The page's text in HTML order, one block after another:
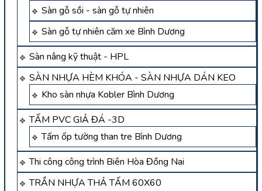
Sàn gỗ sồi - sàn gỗ tự nhiên
Sàn gỗ tự nhiên căm xe Bình Dương
Sàn nâng kỹ thuật - HPL
SÀN NHỰA HÈM KHÓA - SÀN NHỰA DÁN KEO
Kho sàn nhựa Kobler Bình Dương
TẤM PVC GIẢ ĐÁ -3D
Tấm ốp tường than tre Bình Dương
Thi công công trình Biên Hòa Đồng Nai
TRẦN NHỰA THẢ TẤM 60X60